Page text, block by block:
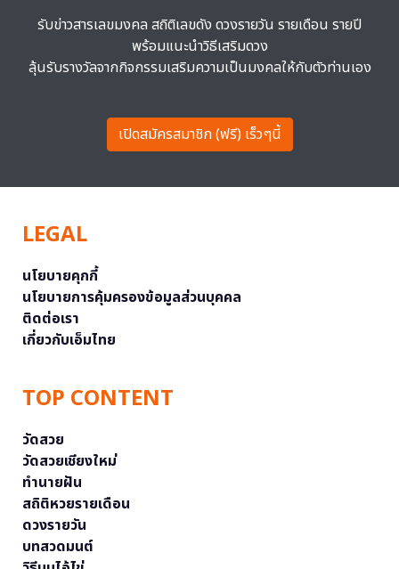
รับข่าวสารเลขมงคล สถิติเลขดัง ดวงรายวัน รายเดือน รายปี
พร้อมแนะนำวิธีเสริมดวง
ลุ้นรับรางวัลจากกิจกรรมเสริมความเป็นมงคลให้กับตัวท่านเอง
เปิดสมัครสมาชิก (ฟรี) เร็วๆนี้
LEGAL
นโยบายคุกกี้
นโยบายการคุ้มครองข้อมูลส่วนบุคคล
ติดต่อเรา
เกี่ยวกับเอ็มไทย
TOP CONTENT
วัดสวย
วัดสวยเชียงใหม่
ทำนายฝัน
สถิติหวยรายเดือน
ดวงรายวัน
บทสวดมนต์